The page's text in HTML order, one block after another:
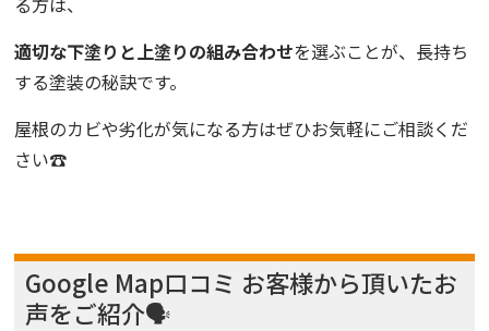
適切な下塗りと上塗りの組み合わせを選ぶことが、長持ち
する塗装の秘訣です。
屋根のカビや劣化が気になる方はぜひお気軽にご相談くだ
さい☎
Google Map口コミ お客様から頂いたお
声をご紹介🗣️